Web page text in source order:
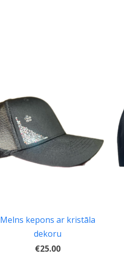
Melns kepons ar kristāla
dekoru
€25.00